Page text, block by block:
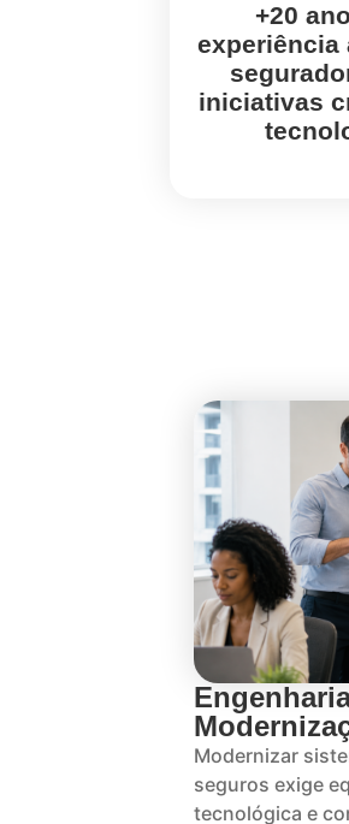
+20
experiência
iniciativas
Modernizar
seguros exige
tecnológica e